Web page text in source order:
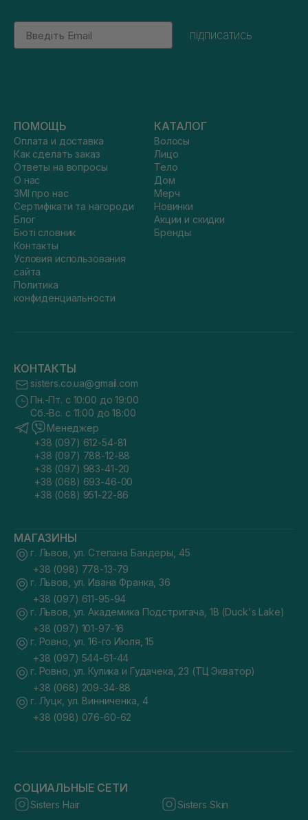
Email
підписатись
ПОМОЩЬ
Оплата и доставка
Как сделать заказ
Ответы на вопросы
О нас
ЗМІ про нас
Сертифікати та нагороди
Блог
Бюті словник
Контакты
Условия использования
сайта
Политика
конфиденциальности
КАТАЛОГ
Волосы
Лицо
Тело
Дом
Мерч
Новинки
Акции и скидки
Бренды
КОНТАКТЫ
sisters.co.ua@gmail.com
Пн.-Пт. с 10:00 до 19:00
Сб.-Вс. с 11:00 до 18:00
Менеджер
+38 (097) 612-54-81
+38 (097) 788-12-88
+38 (097) 983-41-20
+38 (068) 693-46-00
+38 (068) 951-22-86
МАГАЗИНЫ
г. Львов, ул. Степана Бандеры, 45
+38 (098) 778-13-79
г. Львов, ул. Ивана Франка, 36
+38 (097) 611-95-94
г. Львов, ул. Академика Подстригача, 1В (Duck's Lake)
+38 (097) 101-97-16
г. Ровно, ул. 16-го Июля, 15
+38 (097) 544-61-44
г. Ровно, ул. Кулика и Гудачека, 23 (ТЦ Экватор)
+38 (068) 209-34-88
г. Луцк, ул. Винниченка, 4
+38 (098) 076-60-62
СОЦИАЛЬНЫЕ СЕТИ
Sisters Hair Sisters Skin